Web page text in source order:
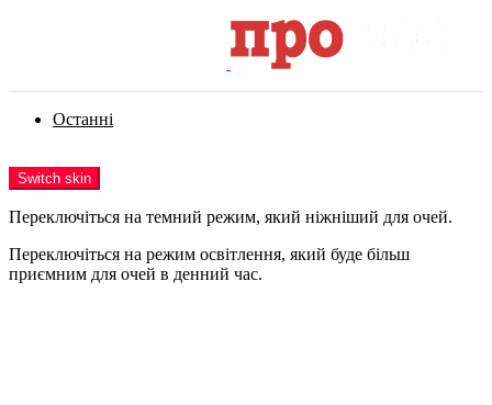
Останні
Switch skin
Переключіться на темний режим, який ніжніший для очей.
Переключіться на режим освітлення, який буде більш
приємним для очей в денний час.